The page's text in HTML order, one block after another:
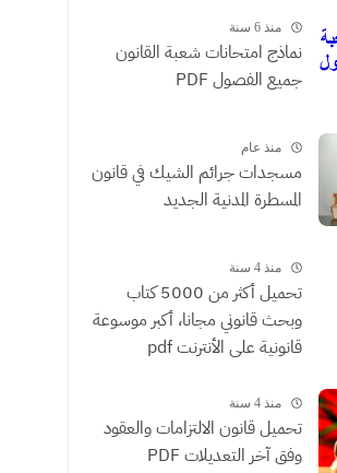
منذ 6 سنة
نماذج امتحانات شعبة القانون
جميع الفصول PDF
منذ عام
مسجدات جرائم الشيك في قانون
المسطرة المدنية الجديد
منذ 4 سنة
تحميل أكثر من 5000 كتاب
وبحث قانوني مجانا، أكبر موسوعة
قانونية على الأنترنت pdf
منذ 4 سنة
تحميل قانون الالتزامات والعقود
وفق آخر التعديلات PDF